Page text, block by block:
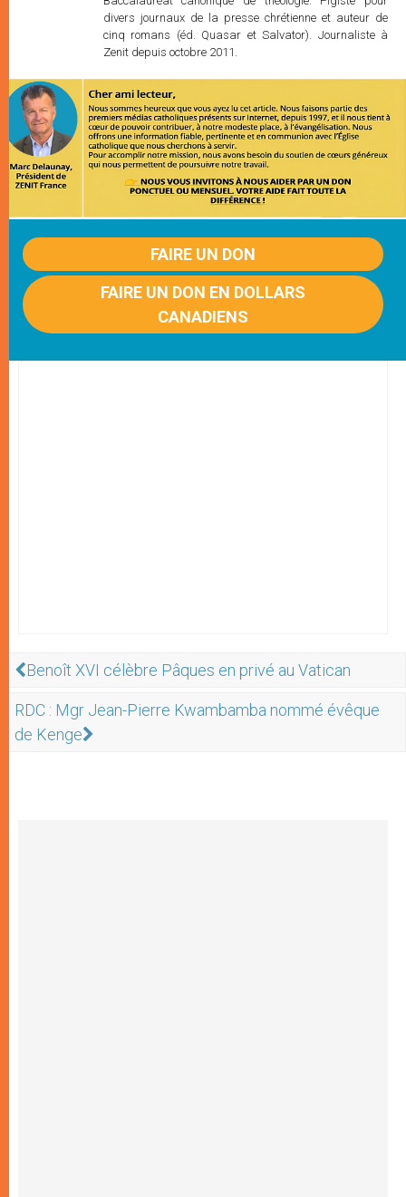
divers journaux de la presse chrétienne et auteur de
cinq romans (éd. Quasar et Salvator). Journaliste à
Zenit depuis octobre 2011.
FAIRE UN DON
FAIRE UN DON EN DOLLARS
CANADIENS
Benoît XVI célèbre Pâques en privé au Vatican
RDC : Mgr Jean-Pierre Kwambamba nommé évêque
de Kenge